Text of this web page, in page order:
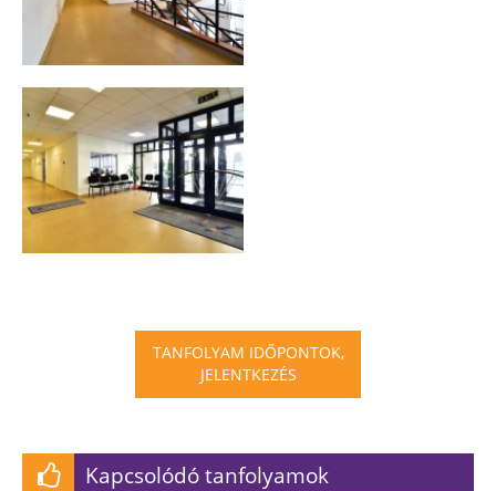
TANFOLYAM IDŐPONTOK,
JELENTKEZÉS
Kapcsolódó tanfolyamok